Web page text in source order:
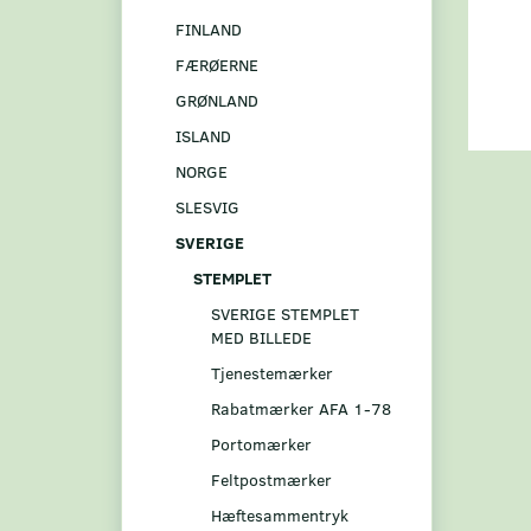
FINLAND
FÆRØERNE
GRØNLAND
ISLAND
NORGE
SLESVIG
SVERIGE
STEMPLET
SVERIGE STEMPLET
MED BILLEDE
Tjenestemærker
Rabatmærker AFA 1-78
Portomærker
Feltpostmærker
Hæftesammentryk